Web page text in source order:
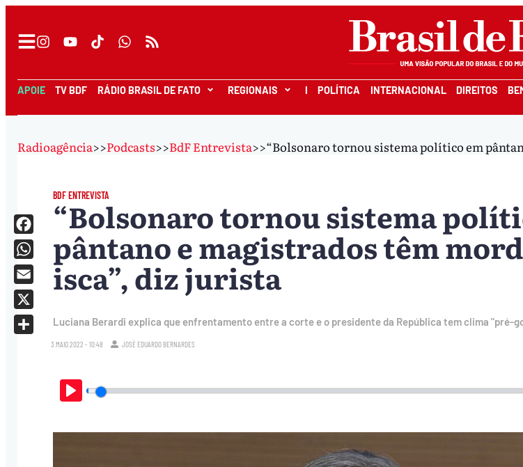
APOIE TV BDF RÁDIO BRASIL DE FATO REGIONAIS I POLÍTICA INTERNACIONAL DIREITOS
Radioagência>>Podcasts>>BdF Entrevista>>“Bolsonaro tornou sistema político em
BDF ENTREVISTA
“Bolsonaro tornou sistema
pântano e magistrados têm
isca”, diz jurista
Luciana Berardi explica que enfrentamento entre a corte e o presidente da República tem clima "pré-
3.MAIO.2022 - 10:48 JOSÉ EDUARDO BERNARDES
Play
Facebook
WhatsApp
Email
X